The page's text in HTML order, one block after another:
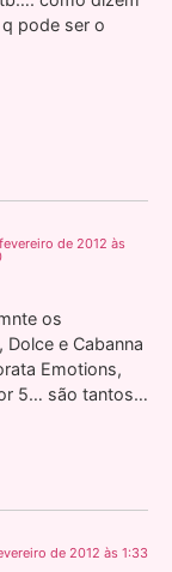
pode ser o
de 2012 às
os
e Cabanna
Emotions,
5… são tantos…
de 2012 às 1:33